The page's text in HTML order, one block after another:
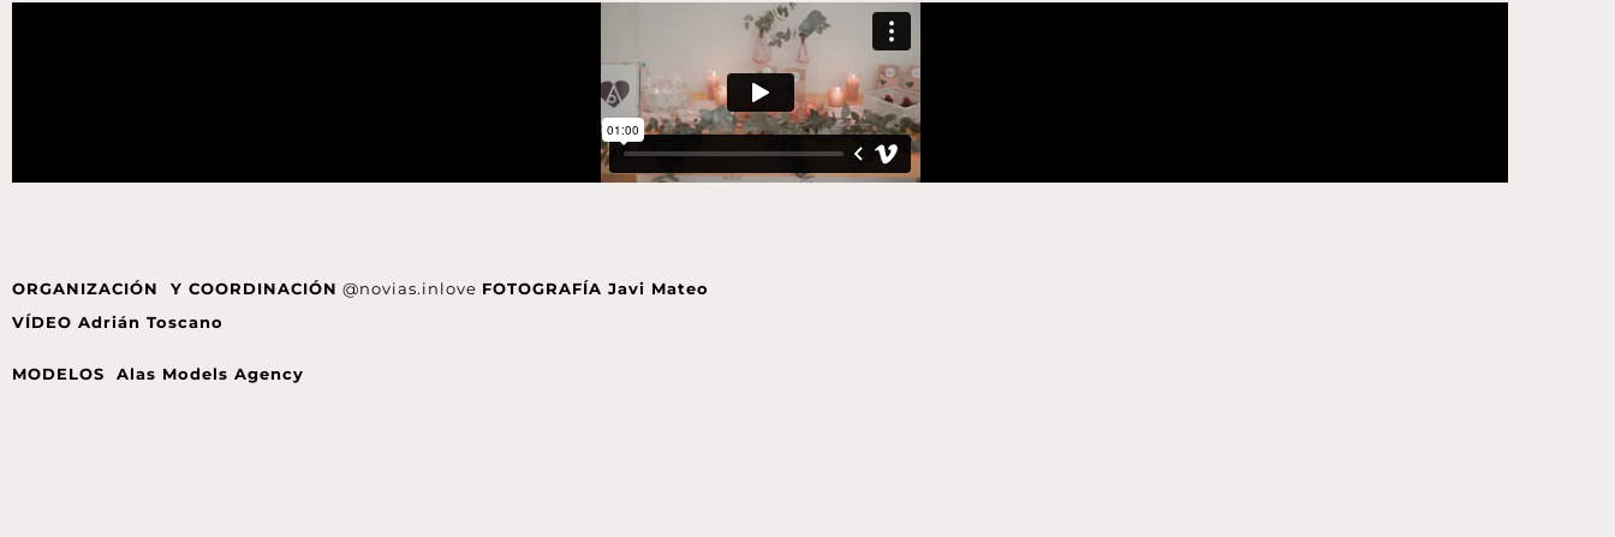
ORGANIZACIÓN Y COORDINACIÓN @novias.inlove FOTOGRAFÍA Javi Mateo
VÍDEO Adrián Toscano
MODELOS Alas Models Agency